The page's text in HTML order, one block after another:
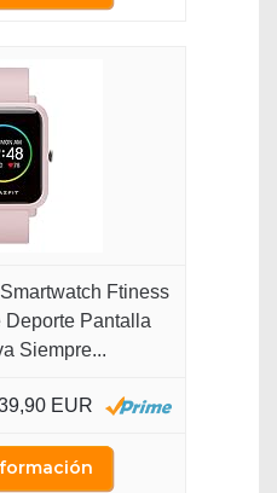
Ftiness
Deporte Pantalla
Siempre...
EUR